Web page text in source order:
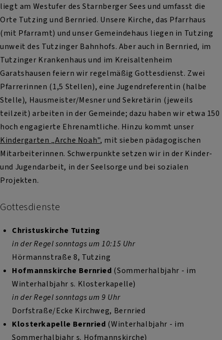
liegt am Westufer des Starnberger Sees und umfasst die
Orte Tutzing und Bernried. Unsere Kirche, das Pfarrhaus
(mit Pfarramt) und unser Gemeindehaus liegen in Tutzing
unweit des Tutzinger Bahnhofs. Aber auch in Bernried, im
Tutzinger Krankenhaus und im Kreisaltenheim
Garatshausen feiern wir regelmäßig Gottesdienst. Zwei
Pfarrerinnen (1,5 Stellen), eine Jugendreferentin (halbe
Stelle), Hausmeister/Mesner und Sekretärin (jeweils
teilzeit) arbeiten in der Gemeinde; dazu haben wir etwa 150
hoch engagierte Ehrenamtliche. Hinzu kommt unser
Kindergarten „Arche Noah", mit sieben pädagogischen
Mitarbeiterinnen. Schwerpunkte setzen wir in der Kinder-
und Jugendarbeit, in der Seelsorge und bei sozialen
Projekten.
Gottesdienste
Christuskirche Tutzing
in der Regel sonntags um 10:15 Uhr
Hörmannstraße 8, Tutzing
Hofmannskirche Bernried (Sommerhalbjahr - im
Winterhalbjahr s. Klosterkapelle)
in der Regel sonntags um 9 Uhr
Dorfstraße/Ecke Kirchweg, Bernried
Klosterkapelle Bernried (Winterhalbjahr - im
Sommerhalbjahr s. Hofmannskirche)